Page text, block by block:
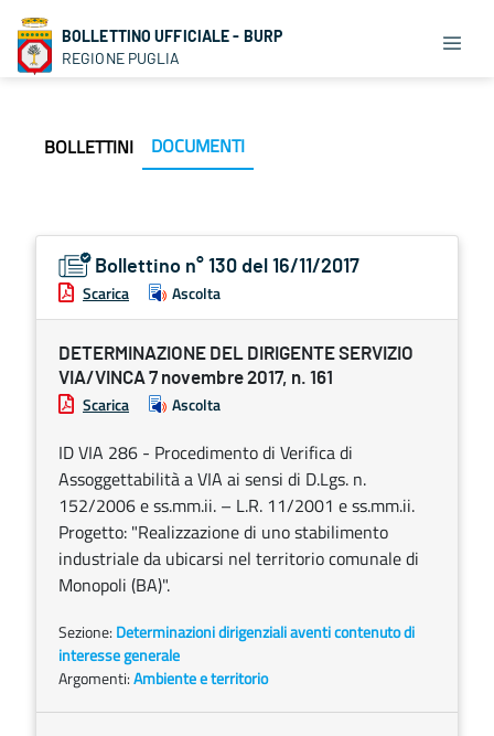
BOLLETTINO UFFICIALE - BURP
REGIONE PUGLIA
BOLLETTINI DOCUMENTI
Bollettino n° 130 del 16/11/2017
Scarica Ascolta
DETERMINAZIONE DEL DIRIGENTE SERVIZIO
VIA/VINCA 7 novembre 2017, n. 161
Scarica Ascolta
ID VIA 286 - Procedimento di Verifica di
Assoggettabilità a VIA ai sensi di D.Lgs. n.
152/2006 e ss.mm.ii. – L.R. 11/2001 e ss.mm.ii.
Progetto: "Realizzazione di uno stabilimento
industriale da ubicarsi nel territorio comunale di
Monopoli (BA)".
Sezione: Determinazioni dirigenziali aventi contenuto di
interesse generale
Argomenti:Ambiente e territorio